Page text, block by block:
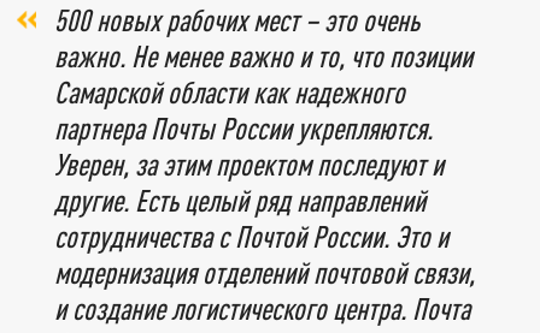
500 новых рабочих мест – это очень
важно. Не менее важно и то, что позиции
Самарской области как надежного
партнера Почты России укрепляются.
Уверен, за этим проектом последуют и
другие. Есть целый ряд направлений
сотрудничества с Почтой России. Это и
модернизация отделений почтовой связи,
и создание логистического центра. Почта